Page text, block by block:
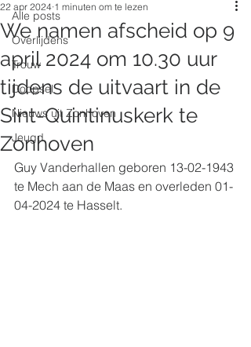
Alle posts
Overlijdens
Trouw
Doopsel
Nieuws uit Zonhoven
Jeugd
We namen afscheid op 9
april 2024 om 10.30 uur
tijdens de uitvaart in de
Sint-Quintinuskerk te
Zonhoven
22 apr 2024 1 minuten om te lezen
Guy Vanderhallen geboren 13-02-1943
te Mech aan de Maas en overleden 01-
04-2024 te Hasselt.